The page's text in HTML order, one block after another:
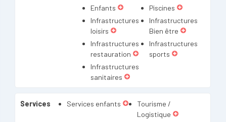
Enfants
Piscines
Infrastructures
loisirs
Infrastructures
Bien être
Infrastructures
restauration
Infrastructures
sports
Infrastructures
sanitaires
Services Services enfants
Tourisme /
Logistique